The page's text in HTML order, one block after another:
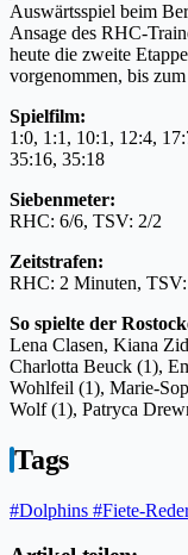
Auswärtsspiel beim
Ansage des RHC-
heute die zweite
vorgenommen, bis
Spielfilm:
1:0, 1:1, 10:1, 12:4,
35:16, 35:18
Siebenmeter:
RHC: 6/6, TSV: 2/2
Zeitstrafen:
RHC: 2 Minuten,
So spielte der
Lena Clasen, Kiana
Charlotta Beuck (1),
Wohlfeil (1), Marie-
Wolf (1), Patryca
Tags
#Dolphins #Fiete-